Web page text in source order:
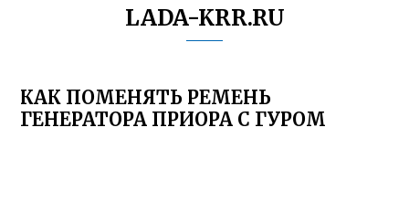
LADA-KRR.RU
КАК ПОМЕНЯТЬ РЕМЕНЬ
ГЕНЕРАТОРА ПРИОРА С ГУРОМ